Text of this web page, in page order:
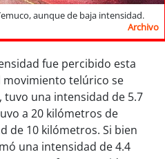
aunque de baja intensidad.
Archivo
fue percibido esta
movimiento telúrico se
tuvo una intensidad de 5.7
a 20 kilómetros de
de 10 kilómetros. Si bien
una intensidad de 4.4